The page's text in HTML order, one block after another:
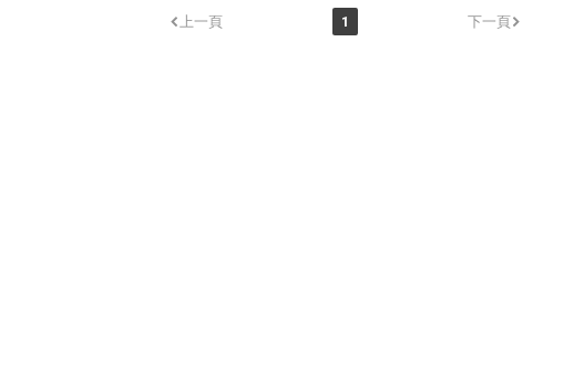
上一頁 1 下一頁